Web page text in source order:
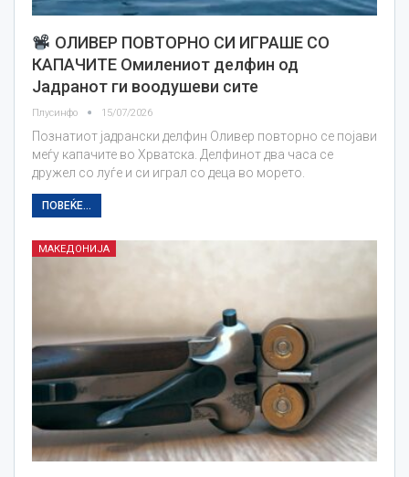
ОЛИВЕР ПОВТОРНО СИ ИГРАШЕ СО
КАПАЧИТЕ Омилениот делфин од
Јадранот ги воодушеви сите
Плусинфо 15/07/2026
Познатиот јадрански делфин Оливер повторно се појави
меѓу капачите во Хрватска. Делфинот два часа се
дружел со луѓе и си играл со деца во морето.
ПОВЕЌЕ...
МАКЕДОНИЈА